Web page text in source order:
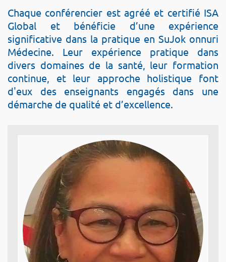
Chaque conférencier est agréé et certifié ISA
Global et bénéficie d’une expérience
significative dans la pratique en SuJok onnuri
Médecine. Leur expérience pratique dans
divers domaines de la santé, leur formation
continue, et leur approche holistique font
d'eux des enseignants engagés dans une
démarche de qualité et d’excellence.